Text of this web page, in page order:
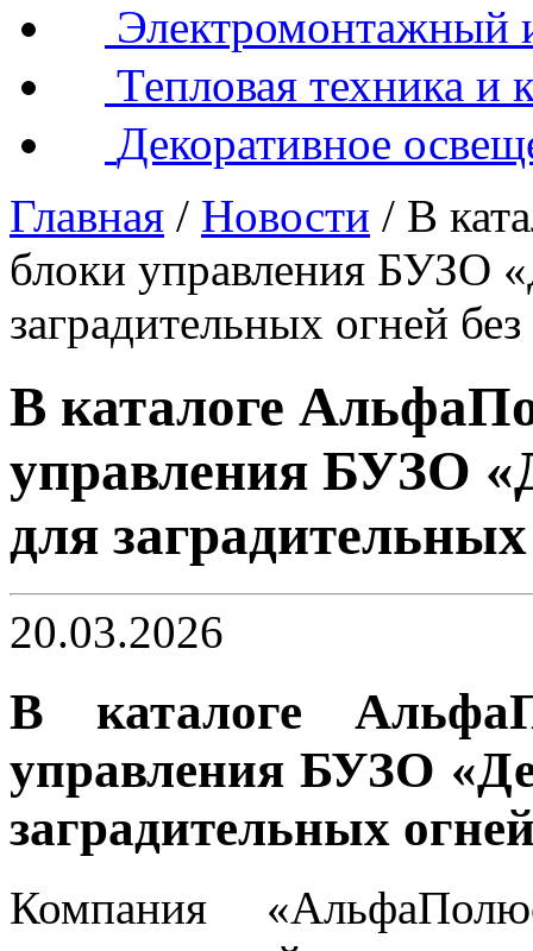
Электромонтажный
Тепловая техника и
Декоративное
Главная / Новости / В
блоки управления БУЗО
заградительных огней
В каталоге
управления БУЗО
для
20.03.2026
В каталоге
управления БУЗО
заградительных
Компания